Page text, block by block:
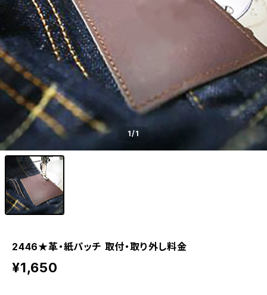
1/1
2446★革・紙パッチ 取付・取り外し料金
¥1,650